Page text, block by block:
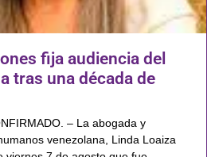
fija audiencia del
tras una década de
– La abogada y
venezolana, Linda Loaiza